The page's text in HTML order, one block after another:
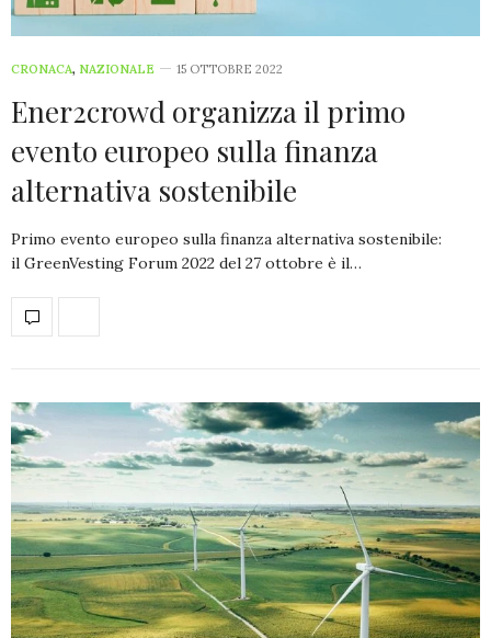
CRONACA, NAZIONALE 15 OTTOBRE 2022
Ener2crowd organizza il primo
evento europeo sulla finanza
alternativa sostenibile
Primo evento europeo sulla finanza alternativa sostenibile:
il GreenVesting Forum 2022 del 27 ottobre è il…